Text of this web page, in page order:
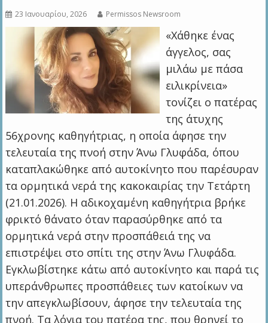
23 Ιανουαρίου, 2026 Permissos Newsroom
«Χάθηκε ένας
άγγελος, σας
μιλάω με πάσα
ειλικρίνεια»
τονίζει ο πατέρας
της άτυχης
56χρονης καθηγήτριας, η οποία άφησε την
τελευταία της πνοή στην Άνω Γλυφάδα, όπου
καταπλακώθηκε από αυτοκίνητο που παρέσυραν
τα ορμητικά νερά της κακοκαιρίας την Τετάρτη
(21.01.2026). Η αδικοχαμένη καθηγήτρια βρήκε
φρικτό θάνατο όταν παρασύρθηκε από τα
ορμητικά νερά στην προσπάθειά της να
επιστρέψει στο σπίτι της στην Άνω Γλυφάδα.
Εγκλωβίστηκε κάτω από αυτοκίνητο και παρά τις
υπεράνθρωπες προσπάθειες των κατοίκων να
την απεγκλωβίσουν, άφησε την τελευταία της
πνοή. Τα λόγια του πατέρα της, που θρηνεί το